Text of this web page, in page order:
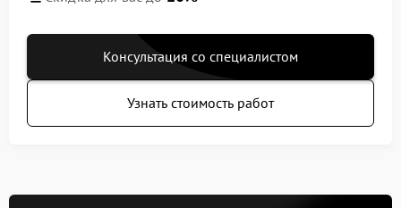
Консультация со специалистом
Узнать стоимость работ